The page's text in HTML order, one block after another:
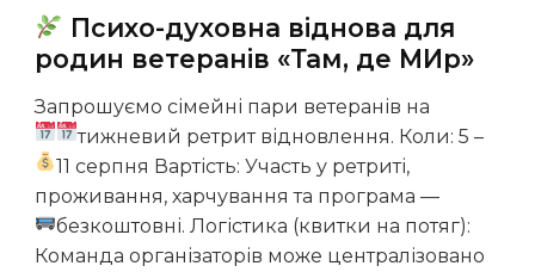
Психо-духовна віднова для
родин ветеранів «Там, де МИр»
Запрошуємо сімейні пари ветеранів на
тижневий ретрит відновлення. Коли: 5 –
11 серпня Вартість: Участь у ретриті,
проживання, харчування та програма —
безкоштовні.Логістика (квитки на потяг):
Команда організаторів може централізовано